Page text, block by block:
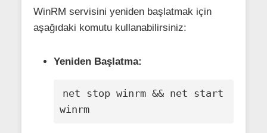
WinRM servisini yeniden başlatmak için
aşağıdaki komutu kullanabilirsiniz:
Yeniden Başlatma:
net stop winrm && net start
winrm